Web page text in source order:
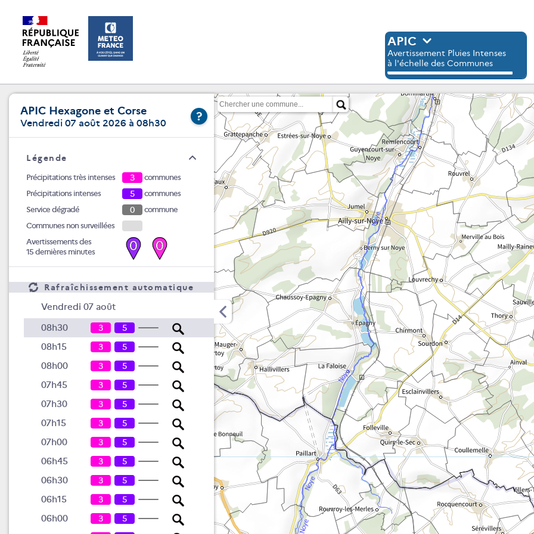
APIC
Avertissement Pluies Intenses
à l'échelle des Communes
APIC Hexagone et Corse
Vendredi 07 août 2026 à 08h30 ?
Légende
Précipitations très intenses 3
communes
Précipitations intenses
5
communes
Service dégradé
0
commune
Communes non surveillées
Avertissements des
15 dernières minutes
0 0
Rafraîchissement automatique
Vendredi 07 août
08h30
3
5
08h15
3
5
08h00
3
5
07h45
3
5
07h30
3
5
07h15
3
5
07h00
3
5
06h45
3
5
06h30
3
5
06h15
3
5
06h00
3
5